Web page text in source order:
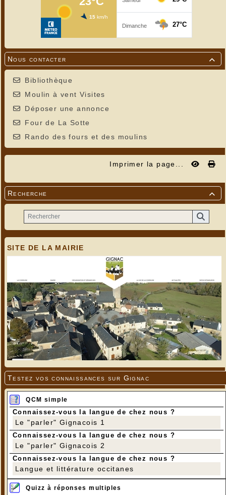

Nous contacter
Bibliothèque
Moulin à vent Visites
Déposer une annonce
Four de La Sotte
Rando des fours et des moulins
Imprimer la page...

Recherche
SITE DE LA MAIRIE
Testez vos connaissances sur Gignac
QCM simple
Connaissez-vous la langue de chez nous ?
Le "parler" Gignacois 1
Connaissez-vous la langue de chez nous ?
Le "parler" Gignacois 2
Connaissez-vous la langue de chez nous ?
Langue et littérature occitanes
Quizz à réponses multiples